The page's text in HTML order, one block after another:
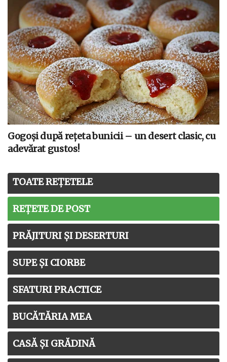
Gogoși după rețeta bunicii – un desert clasic, cu
adevărat gustos!
TOATE REȚETELE
REȚETE DE POST
PRĂJITURI ȘI DESERTURI
SUPE ȘI CIORBE
SFATURI PRACTICE
BUCĂTĂRIA MEA
CASĂ ȘI GRĂDINĂ